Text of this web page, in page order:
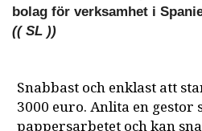
bolag för verksamhet i
(( SL ))
Snabbast och enklast att
3000 euro. Anlita en gestor
pappersarbetet och kan